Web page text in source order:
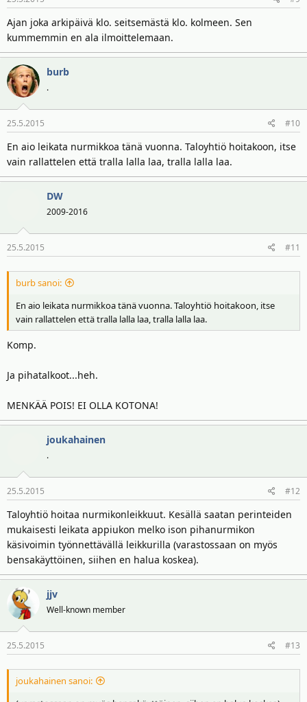
Ajan joka arkipäivä klo. seitsemästä klo. kolmeen. Sen
kummemmin en ala ilmoittelemaan.
burb
.
25.5.2015 #10
En aio leikata nurmikkoa tänä vuonna. Taloyhtiö hoitakoon, itse
vain rallattelen että tralla lalla laa, tralla lalla laa.
DW
2009-2016
25.5.2015 #11
burb sanoi:
En aio leikata nurmikkoa tänä vuonna. Taloyhtiö hoitakoon, itse
vain rallattelen että tralla lalla laa, tralla lalla laa.
Komp.
Ja pihatalkoot...heh.
MENKÄÄ POIS! EI OLLA KOTONA!
joukahainen
.
25.5.2015 #12
Taloyhtiö hoitaa nurmikonleikkuut. Kesällä saatan perinteiden
mukaisesti leikata appiukon melko ison pihanurmikon
käsivoimin työnnettävällä leikkurilla (varastossaan on myös
bensakäyttöinen, siihen en halua koskea).
jjv
Well-known member
25.5.2015 #13
joukahainen sanoi: